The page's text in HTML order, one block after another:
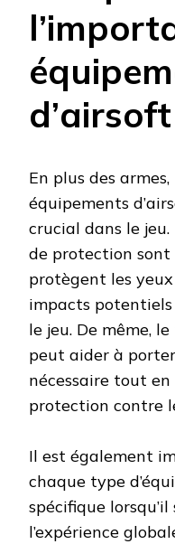
d’airsoft
En plus des
équipements
crucial dans le
de protection sont
protègent les
impacts
le jeu. De même,
peut aider à
nécessaire tout
protection contre
Il est également
chaque type
spécifique lorsqu’il
l’expérience